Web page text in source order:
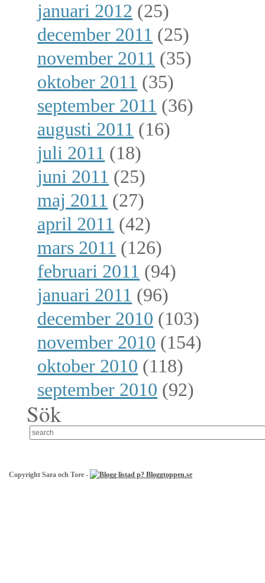
januari 2012 (25)
december 2011 (25)
november 2011 (35)
oktober 2011 (35)
september 2011 (36)
augusti 2011 (16)
juli 2011 (18)
juni 2011 (25)
maj 2011 (27)
april 2011 (42)
mars 2011 (126)
februari 2011 (94)
januari 2011 (96)
december 2010 (103)
november 2010 (154)
oktober 2010 (118)
september 2010 (92)
Sök
Copyright Sara och Tore -